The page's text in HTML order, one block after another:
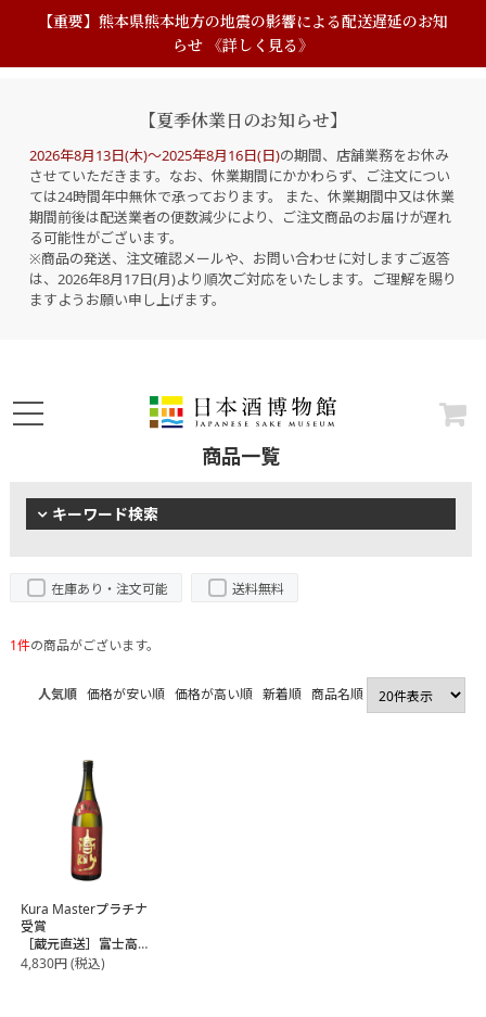
【重要】熊本県熊本地方の地震の影響による配送遅延のお知
らせ 《詳しく見る》
【夏季休業日のお知らせ】
2026年8月13日(木)～2025年8月16日(日)の期間、店舗業務をお休み
させていただきます。なお、休業期間にかかわらず、ご注文につい
ては24時間年中無休で承っております。 また、休業期間中又は休業
期間前後は配送業者の便数減少により、ご注文商品のお届けが遅れ
る可能性がございます。
※商品の発送、注文確認メールや、お問い合わせに対しますご返答
は、2026年8月17日(月)より順次ご対応をいたします。ご理解を賜り
ますようお願い申し上げます。
商品一覧
キーワード検索
在庫あり・注文可能 送料無料
1件の商品がございます。
人気順 価格が安い順 価格が高い順 新着順 商品名順
Kura Masterプラチナ
受賞
［蔵元直送］富士高
砂酒造 高砂 山廃
4,830円(税込)